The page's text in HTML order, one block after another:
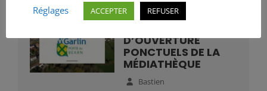
Mairie
D’OUVERTURE
PONCTUELS DE LA
MÉDIATHÈQUE
Bastien
Réglages
ACCEPTER REFUSER